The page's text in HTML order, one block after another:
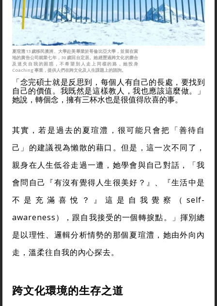
夏瑄澧13 歲移民澳洲、大學赴美畢業於哥倫比亞大學，並留在當
地的廣告公司就業七年，30 歲回台定居。她經歷過跨文化的磨合
及迷失自我的困惑，不希望別人走上同樣的路，她投身
Coaching 事業，提供人們在跨文化及人生課題上的諮詢。
「念完碩士就是反思到，每個人有自己的長處，要找到
自己的價值。我既然是這樣教人，我也應該這麼做。」
她說，轉個念，擁有三杯水也是很值得欣喜的事。
其實，若是過去的夏瑄澧，很可能只會把「善待自
己」的建議視為懶散的藉口。但是，這一次不同了，
親身在人生低谷走過一遭，她學會與自己對話，「我
會問自己『有沒有覺得人生很美好？』、『生活中是
不是充滿喜悅？』這是自我覺察（self-
awareness），跟自我接受的一個轉捩點。」揮別總
是以理性、邏輯分析情勢的那個夏瑄澧，她由外向內
走，溫柔往自我的內心探去。
跨文化環境的生存之道